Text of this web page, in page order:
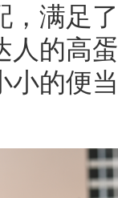
，满足
人的高
小的便